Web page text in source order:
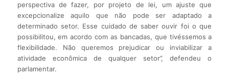
perspectiva de fazer, por projeto de lei, um ajuste que
excepcionalize aquilo que não pode ser adaptado a
determinado setor. Esse cuidado de saber ouvir foi o que
possibilitou, em acordo com as bancadas, que tivéssemos a
flexibilidade. Não queremos prejudicar ou inviabilizar a
atividade econômica de qualquer setor”, defendeu o
parlamentar.